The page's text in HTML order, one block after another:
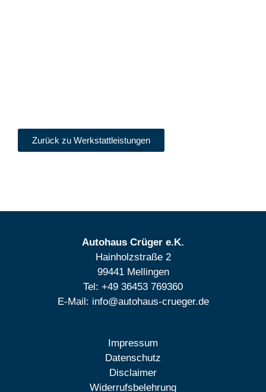
Zurück zu Werkstattleistungen
Autohaus Crüger e.K.
Hainholzstraße 2
99441 Mellingen
Tel: +49 36453 769360
E-Mail: info@autohaus-crueger.de
Impressum
Datenschutz
Disclaimer
Widerrufsbelehrung